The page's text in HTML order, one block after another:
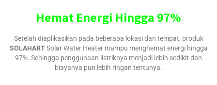
Hemat Energi Hingga 97%
Setelah diaplikasikan pada beberapa lokasi dan tempat, produk
SOLAHARTSolar Water Heater mampu menghemat energi hingga
97%. Sehingga penggunaan listriknya menjadi lebih sedikit dan
biayanya pun lebih ringan tentunya.